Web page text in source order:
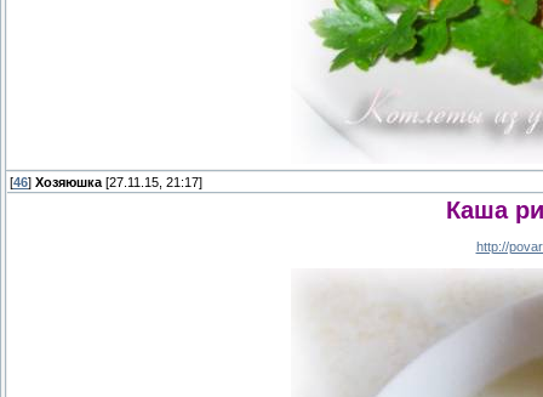
[46] Хозяюшка [27.11.15, 21:17]
Каша
http://